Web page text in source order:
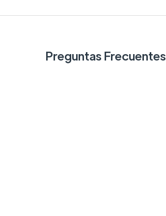
Preguntas Frecuentes